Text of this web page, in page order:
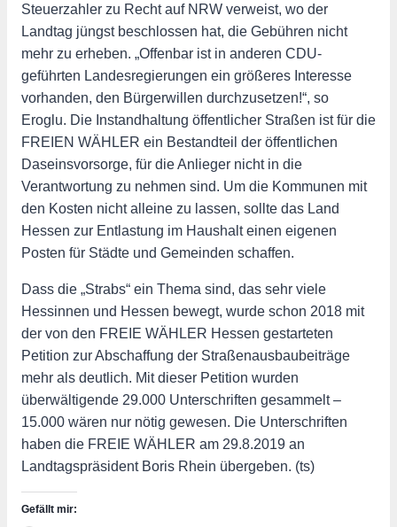
Steuerzahler zu Recht auf NRW verweist, wo der
Landtag jüngst beschlossen hat, die Gebühren nicht
mehr zu erheben. „Offenbar ist in anderen CDU-
geführten Landesregierungen ein größeres Interesse
vorhanden, den Bürgerwillen durchzusetzen!“, so
Eroglu. Die Instandhaltung öffentlicher Straßen ist für die
FREIEN WÄHLER ein Bestandteil der öffentlichen
Daseinsvorsorge, für die Anlieger nicht in die
Verantwortung zu nehmen sind. Um die Kommunen mit
den Kosten nicht alleine zu lassen, sollte das Land
Hessen zur Entlastung im Haushalt einen eigenen
Posten für Städte und Gemeinden schaffen.
Dass die „Strabs“ ein Thema sind, das sehr viele
Hessinnen und Hessen bewegt, wurde schon 2018 mit
der von den FREIE WÄHLER Hessen gestarteten
Petition zur Abschaffung der Straßenausbaubeiträge
mehr als deutlich. Mit dieser Petition wurden
überwältigende 29.000 Unterschriften gesammelt –
15.000 wären nur nötig gewesen. Die Unterschriften
haben die FREIE WÄHLER am 29.8.2019 an
Landtagspräsident Boris Rhein übergeben. (ts)
Gefällt mir: